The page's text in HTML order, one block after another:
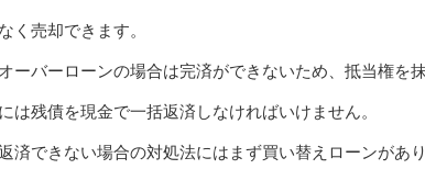
く売却できます。
ーバーローンの場合は完済ができないため、抵当権を
は残債を現金で一括返済しなければいけません。
済できない場合の対処法にはまず買い替えローンがあり